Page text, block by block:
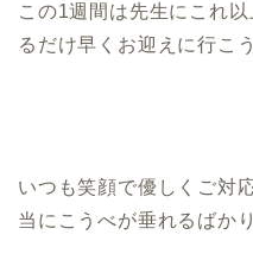
この1週間は先生にこれ
るだけ早くお迎えに行こう
いつも笑顔で優しくご対
当にこうべが垂れるばか